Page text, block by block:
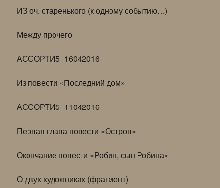
ИЗ оч. старенького (к одному событию…)
Между прочего
АССОРТИ5_16042016
Из повести «Последний дом»
АССОРТИ5_11042016
Первая глава повести «Остров»
Окончание повести «Робин, сын Робина»
О двух художниках (фрагмент)